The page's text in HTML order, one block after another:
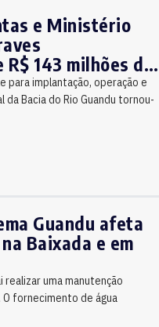
e Ministério
143 milhões da
para implantação, operação e
Bacia do Rio Guandu tornou-
Guandu afeta
Baixada e em
realizar uma manutenção
fornecimento de água